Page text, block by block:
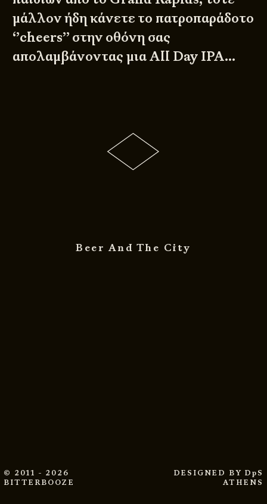
μάλλον ήδη κάνετε το πατροπαράδοτο
‘’cheers’’ στην οθόνη σας
απολαμβάνοντας μια All Day IPA…
Beer And The City
© 2011 - 2026
BITTERBOOZE
DESIGNED BY DpS
ATHENS